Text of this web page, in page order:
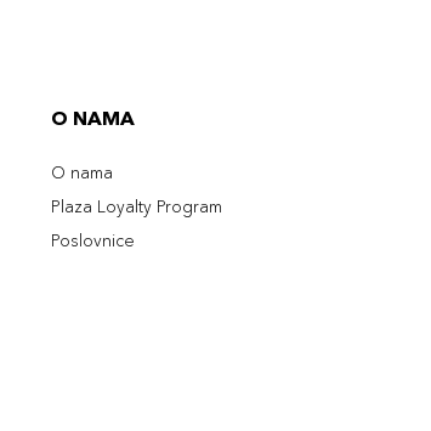
O NAMA
O nama
Plaza Loyalty Program
Poslovnice